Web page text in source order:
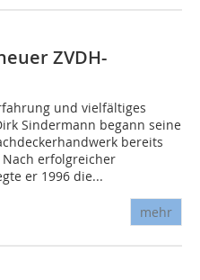
ZVDH-
und vielfältiges
Sindermann begann seine
bereits
Nach erfolgreicher
er 1996 die...
mehr